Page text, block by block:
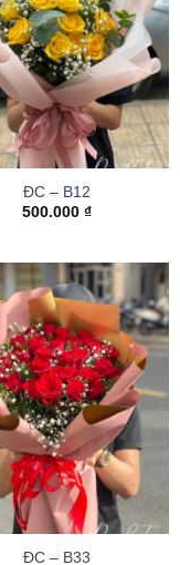
ĐC – B12
500.000 ₫
ĐC – B33